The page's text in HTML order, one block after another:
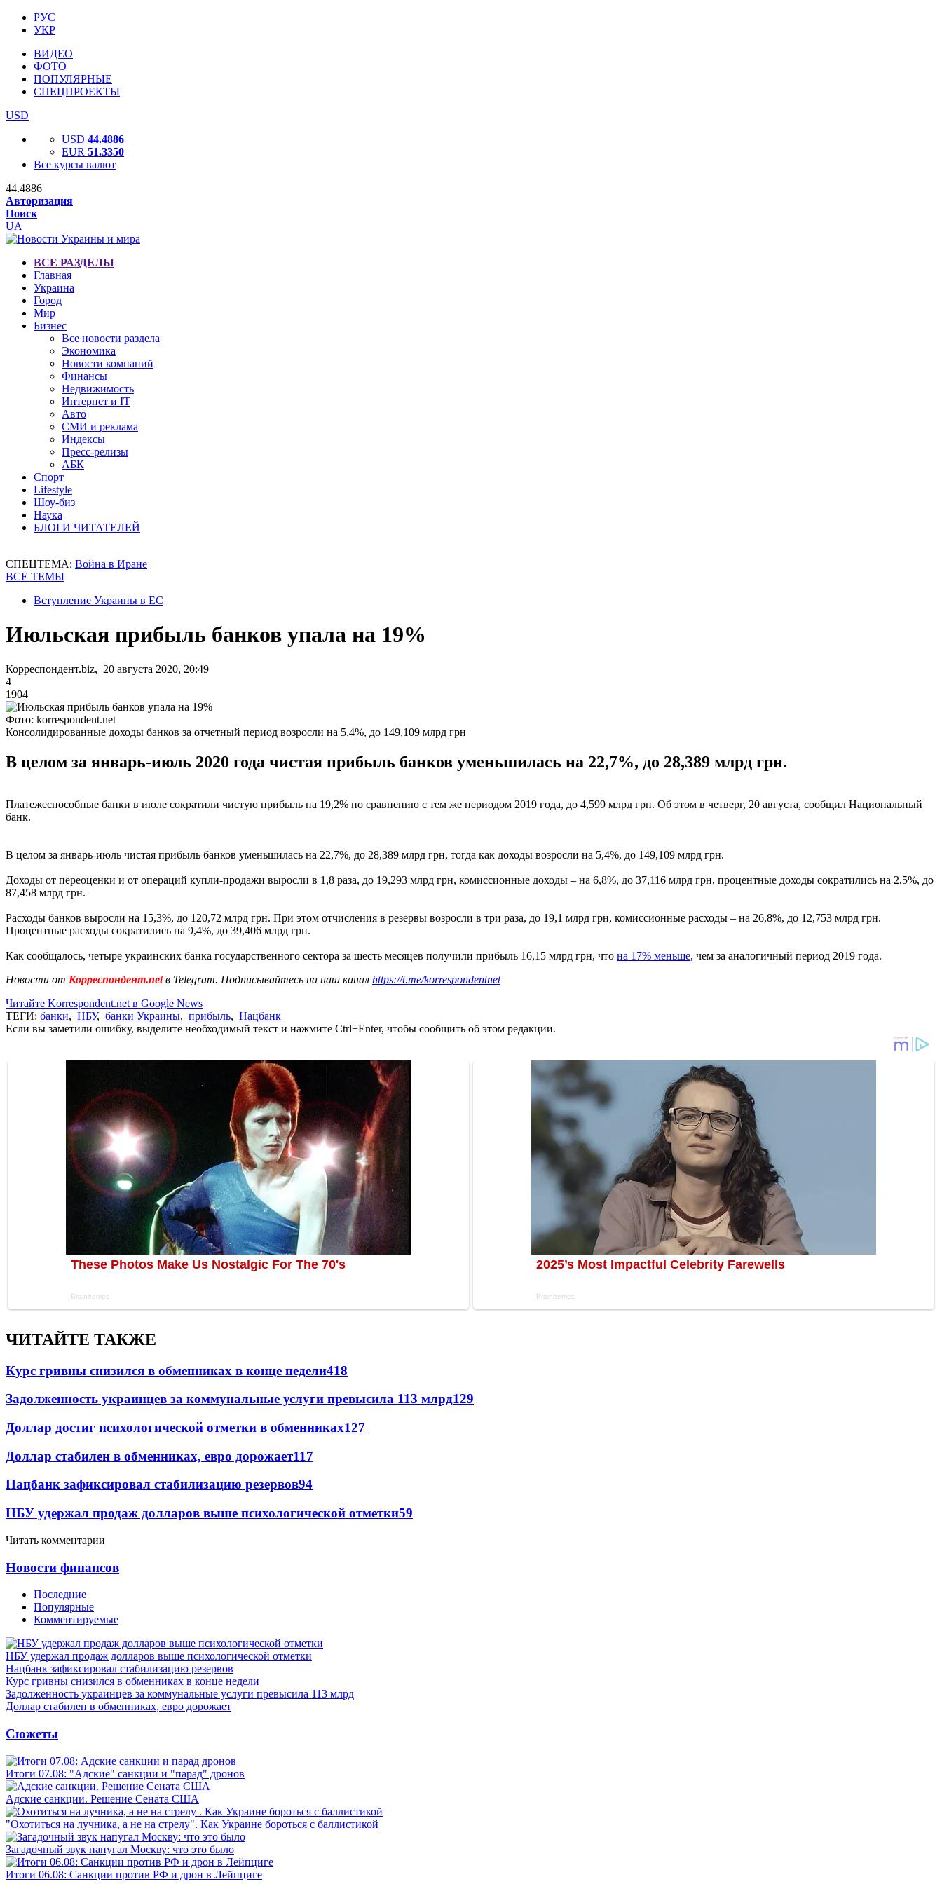
РУС
УКР
ВИДЕО
ФОТО
ПОПУЛЯРНЫЕ
СПЕЦПРОЕКТЫ
USD
USD 44.4886
EUR 51.3350
Все курсы валют
44.4886
Авторизация
Поиск
UA
ВСЕ РАЗДЕЛЫ
Главная
Украина
Город
Мир
Бизнес
Все новости раздела
Экономика
Новости компаний
Финансы
Недвижимость
Интернет и IT
Авто
СМИ и реклама
Индексы
Пресс-релизы
АБК
Спорт
Lifestyle
Шоу-биз
Наука
БЛОГИ ЧИТАТЕЛЕЙ
СПЕЦТЕМА: Война в Иране
ВСЕ ТЕМЫ
Вступление Украины в ЕС
Июльская прибыль банков упала на 19%
Корреспондент.biz, 20 августа 2020, 20:49
4
1904
Фото: korrespondent.net
Консолидированные доходы банков за отчетный период возросли на 5,4%, до 149,109 млрд грн
В целом за январь-июль 2020 года чистая прибыль банков уменьшилась на 22,7%, до 28,389 млрд грн.
Платежеспособные банки в июле сократили чистую прибыль на 19,2% по сравнению с тем же периодом 2019 года, до 4,599 млрд грн. Об этом в четверг, 20 августа, сообщил Национальный
банк.
В целом за январь-июль чистая прибыль банков уменьшилась на 22,7%, до 28,389 млрд грн, тогда как доходы возросли на 5,4%, до 149,109 млрд грн.
Доходы от переоценки и от операций купли-продажи выросли в 1,8 раза, до 19,293 млрд грн, комиссионные доходы – на 6,8%, до 37,116 млрд грн, процентные доходы сократились на 2,5%, до
87,458 млрд грн.
Расходы банков выросли на 15,3%, до 120,72 млрд грн. При этом отчисления в резервы возросли в три раза, до 19,1 млрд грн, комиссионные расходы – на 26,8%, до 12,753 млрд грн.
Процентные расходы сократились на 9,4%, до 39,406 млрд грн.
Как сообщалось, четыре украинских банка государственного сектора за шесть месяцев получили прибыль 16,15 млрд грн, что на 17% меньше, чем за аналогичный период 2019 года.
Новости от Корреспондент.netв Telegram. Подписывайтесь на наш канал https://t.me/korrespondentnet
Читайте Korrespondent.net в Google News
ТЕГИ: банки, НБУ, банки Украины, прибыль, Нацбанк
Если вы заметили ошибку, выделите необходимый текст и нажмите Ctrl+Enter, чтобы сообщить об этом редакции.
ЧИТАЙТЕ ТАКЖЕ
Курс гривны снизился в обменниках в конце недели418
Задолженность украинцев за коммунальные услуги превысила 113 млрд129
Доллар достиг психологической отметки в обменниках127
Доллар стабилен в обменниках, евро дорожает117
Нацбанк зафиксировал стабилизацию резервов94
НБУ удержал продаж долларов выше психологической отметки59
Читать комментарии
Новости финансов
Последние
Популярные
Комментируемые
НБУ удержал продаж долларов выше психологической отметки
Нацбанк зафиксировал стабилизацию резервов
Курс гривны снизился в обменниках в конце недели
Задолженность украинцев за коммунальные услуги превысила 113 млрд
Доллар стабилен в обменниках, евро дорожает
Сюжеты
Итоги 07.08: "Адские" санкции и "парад" дронов
Адские санкции. Решение Сената США
"Охотиться на лучника, а не на стрелу". Как Украине бороться с баллистикой
Загадочный звук напугал Москву: что это было
Итоги 06.08: Санкции против РФ и дрон в Лейпциге